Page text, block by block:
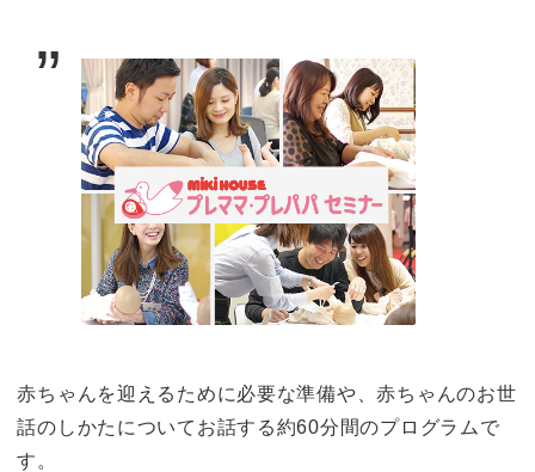
赤ちゃんを迎えるために必要な準備や、赤ちゃんのお世
話のしかたについてお話する約60分間のプログラムで
す。